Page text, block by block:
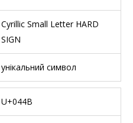
Cyrillic Small Letter HARD
SIGN
унікальний символ
U+044B